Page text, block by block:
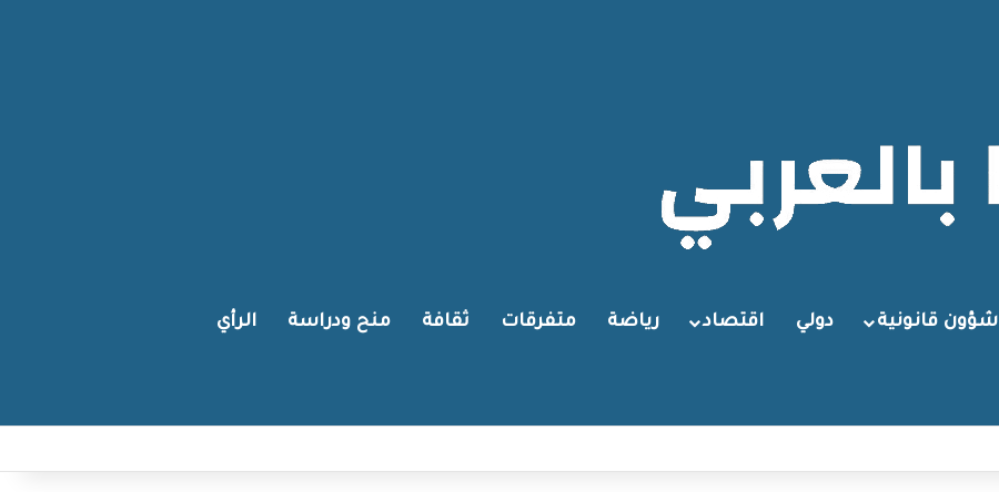
شؤون قانونية دولي اقتصاد رياضة متفرقات ثقافة منح ودراسة الرأي